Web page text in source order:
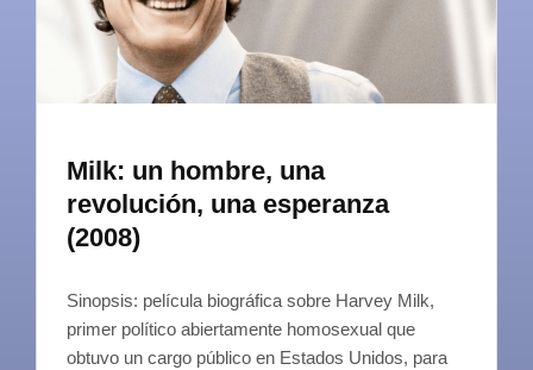
Milk: un hombre, una
revolución, una esperanza
(2008)
Sinopsis: película biográfica sobre Harvey Milk,
primer político abiertamente homosexual que
obtuvo un cargo público en Estados Unidos, para